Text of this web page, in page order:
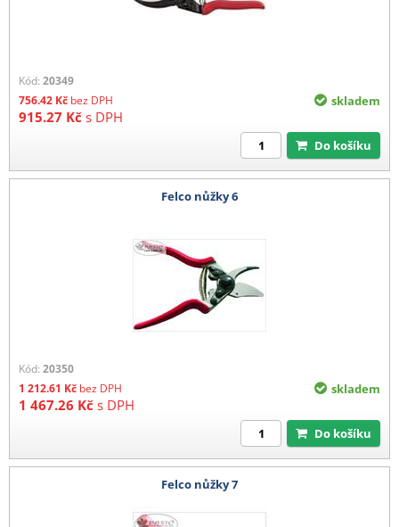
Kód: 20349
756.42 Kč bez DPH
915.27 Kč s DPH
skladem
Do košíku
Felco nůžky 6
Kód: 20350
1 212.61 Kč bez DPH
1 467.26 Kč s DPH
skladem
Do košíku
Felco nůžky 7